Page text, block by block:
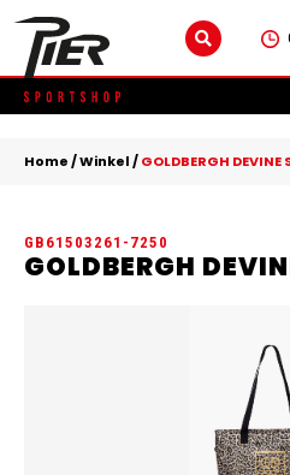
Skip
to
SCHOENEN
KLEDING
KINDEREN
Home/Winkel/GOLDBERGH DEVINE
GB61503261-7250
GOLDBERGH